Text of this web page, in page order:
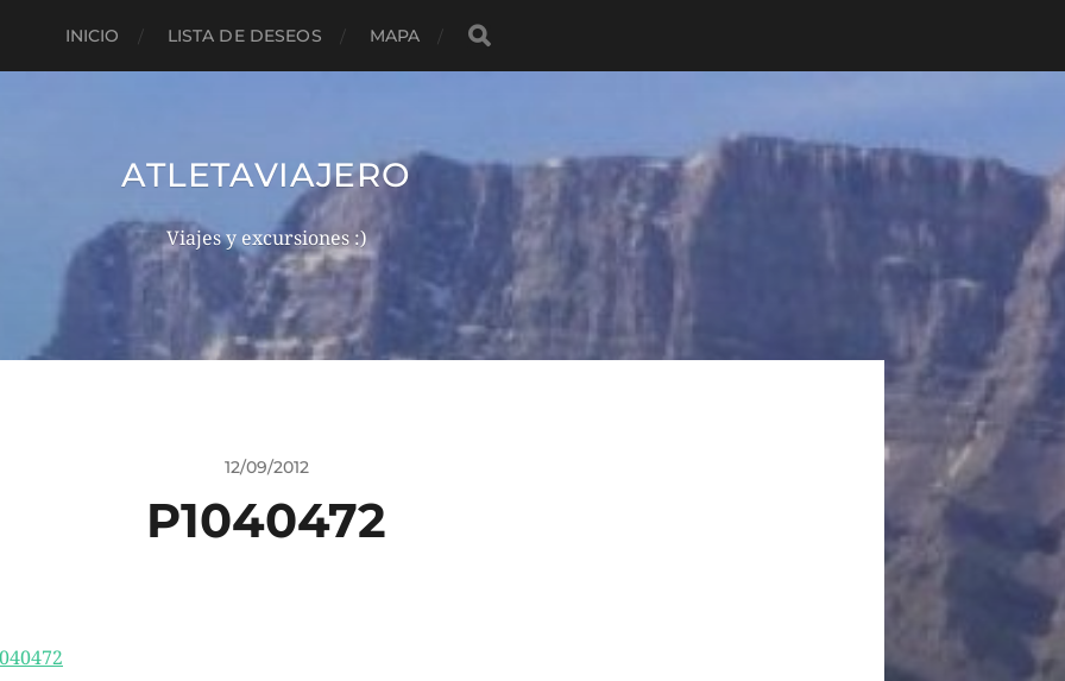
INICIO LISTA DE DESEOS MAPA
ATLETAVIAJERO
Viajes y excursiones :)
12/09/2012
P1040472